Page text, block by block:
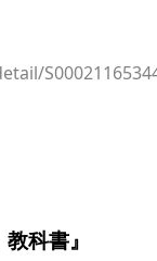
科書』